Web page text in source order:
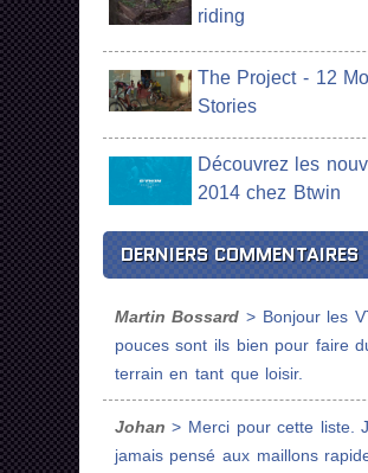
riding
The Project - 12
Stories
Découvrez les
2014 chez Btwin
DERNIERS COMMENTAIRES
Martin Bossard > Bonjour les
pouces sont ils bien pour faire
terrain en tant que loisir.
Johan > Merci pour cette liste.
jamais pensé aux maillons